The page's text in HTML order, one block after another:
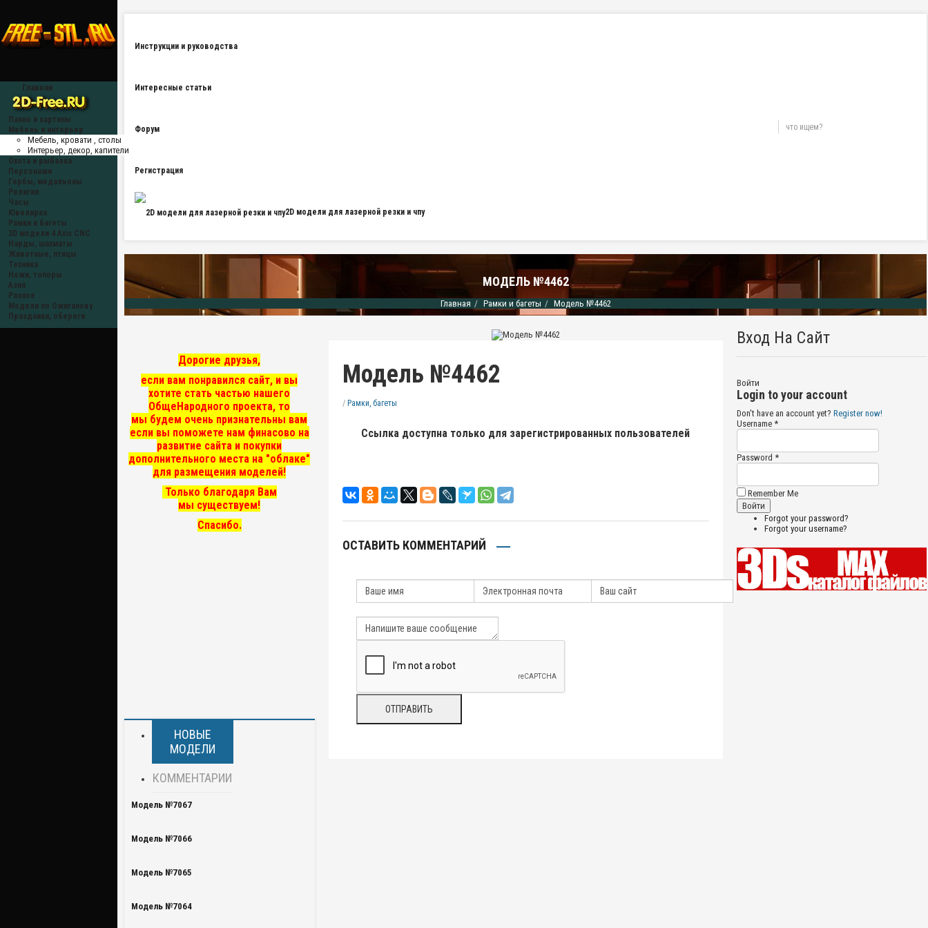
Главная
Панно и картины
Мебель и интерьер
Мебель, кровати , столы
Интерьер, декор, капители
Охота и рыбалка
Персонажи
Гербы, медальоны
Религия
Часы
Ювелирка
Рамки и багеты
3D модели 4 Axis CNC
Нарды, шахматы
Животные, птицы
Техника
Ножи, топоры
Азия
Разное
Модели по Ожиганову
Праздники, обереги
Инструкции и руководства
Интересные статьи
Форум
Регистрация
2D модели для лазерной резки и чпу
МОДЕЛЬ №4462
Главная Рамки и багеты Модель №4462
Дорогие друзья,
если вам понравился сайт, и вы
хотите стать частью нашего
ОбщеНародного проекта, то
мы будем очень признательны вам
если вы поможете нам финасово на
развитие сайта и покупки
дополнительного места на "облаке"
для размещения моделей!
Только благодаря Вам
мы существуем!
Спасибо.
НОВЫЕ
МОДЕЛИ
КОММЕНТАРИИ
Модель №7067
Модель №7066
Модель №7065
Модель №7064
Модель №4462
/ Рамки, багеты
Ссылка доступна только для зарегистрированных пользователей
ОСТАВИТЬ КОММЕНТАРИЙ
Вход На Сайт
Войти
Login to your account
Don't have an account yet? Register now!
Username *
Password *
Remember Me
Forgot your password?
Forgot your username?